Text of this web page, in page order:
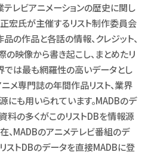
テレビアニメーションの歴史に関し
宏氏が主催するリスト制作委員会
の作品と各話の情報、クレジット、
の映像から書き起こし、まとめたリ
では最も網羅性の高いデータとし
メ専門誌の年間作品リスト、業界
にも用いられています。MADBのデ
料の多くがこのリストDBを情報源
、MADBのアニメテレビ番組のデ
ストDBのデータを直接MADBに登